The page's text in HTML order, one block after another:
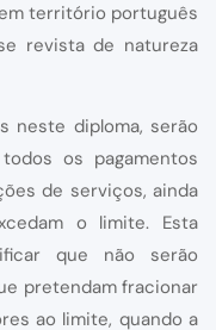
território português
revista de natureza
neste diploma, serão
os pagamentos
de serviços, ainda
o limite. Esta
que não serão
pretendam fracionar
ao limite, quando a